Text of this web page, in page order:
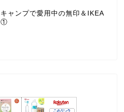
キャンプで愛用中の無印＆IKEA
①